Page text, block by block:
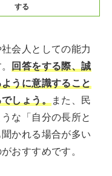
する
会人としての能力
回答をする際、誠
うに意識すること
しょう。また、民
な「自分の長所と
かれる場合が多い
おすすめです。